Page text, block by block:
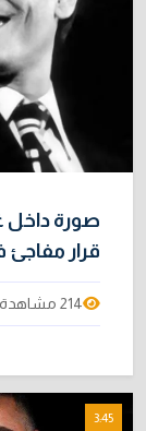
صورة داخل
قرار
214 مشاهدة
3:45